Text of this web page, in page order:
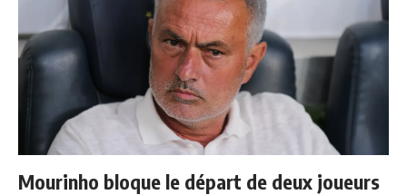
Mourinho bloque le départ de deux joueurs